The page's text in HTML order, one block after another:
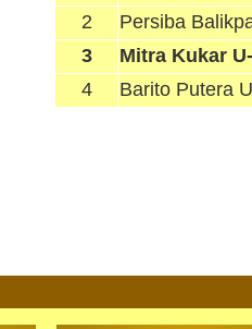
2
Persiba
3
Mitra Kukar
4
Barito Putera